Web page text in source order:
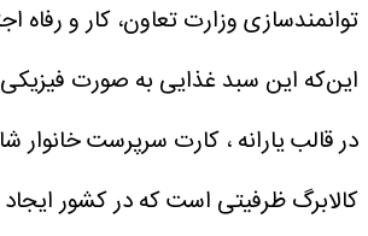
توانمندسازی وزارت تعاون، کار و رفاه
این‌که این سبد غذایی به صورت فیزیکی
در قالب یارانه ، کارت سرپرست
کالابرگ ظرفیتی است که در کشور